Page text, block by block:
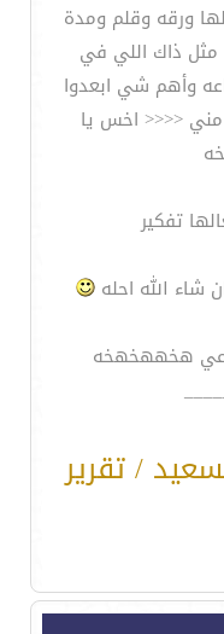
ورقه وقلم ومدة
ذاك اللي في
وأهم شي ابعدوا
<<<< اخس يا
تفكير
شاء الله احله
هخههخهخه
/ تقرير